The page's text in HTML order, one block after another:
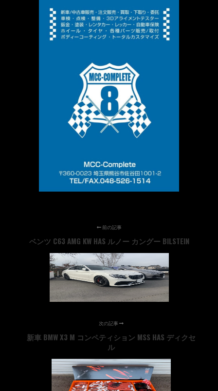
前の記事
ベンツ C63 AMG KW HAS ルノー カングー BILSTEIN
次の記事
新車 BMW X3 M コンペティション MSS HAS ディクセ
ル